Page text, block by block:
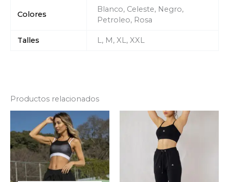
Colores
Blanco, Celeste, Negro,
Petroleo, Rosa
Talles L, M, XL, XXL
Productos relacionados